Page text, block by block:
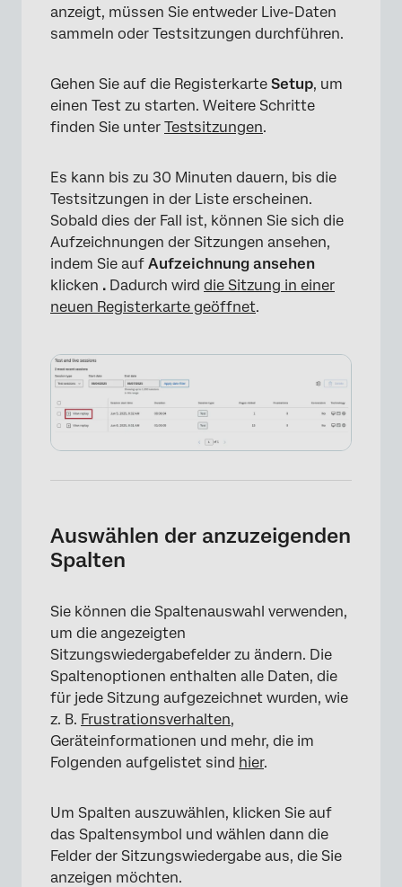
anzeigt, müssen Sie entweder Live-Daten
sammeln oder Testsitzungen durchführen.
Gehen Sie auf die Registerkarte Setup, um
einen Test zu starten. Weitere Schritte
finden Sie unter Testsitzungen.
Es kann bis zu 30 Minuten dauern, bis die
Testsitzungen in der Liste erscheinen.
Sobald dies der Fall ist, können Sie sich die
Aufzeichnungen der Sitzungen ansehen,
indem Sie auf Aufzeichnung ansehen
klicken . Dadurch wird die Sitzung in einer
neuen Registerkarte geöffnet.
Auswählen der anzuzeigenden
Spalten
Sie können die Spaltenauswahl verwenden,
um die angezeigten
Sitzungswiedergabefelder zu ändern. Die
Spaltenoptionen enthalten alle Daten, die
für jede Sitzung aufgezeichnet wurden, wie
z. B. Frustrationsverhalten,
Geräteinformationen und mehr, die im
Folgenden aufgelistet sind hier.
Um Spalten auszuwählen, klicken Sie auf
das Spaltensymbol und wählen dann die
Felder der Sitzungswiedergabe aus, die Sie
anzeigen möchten.